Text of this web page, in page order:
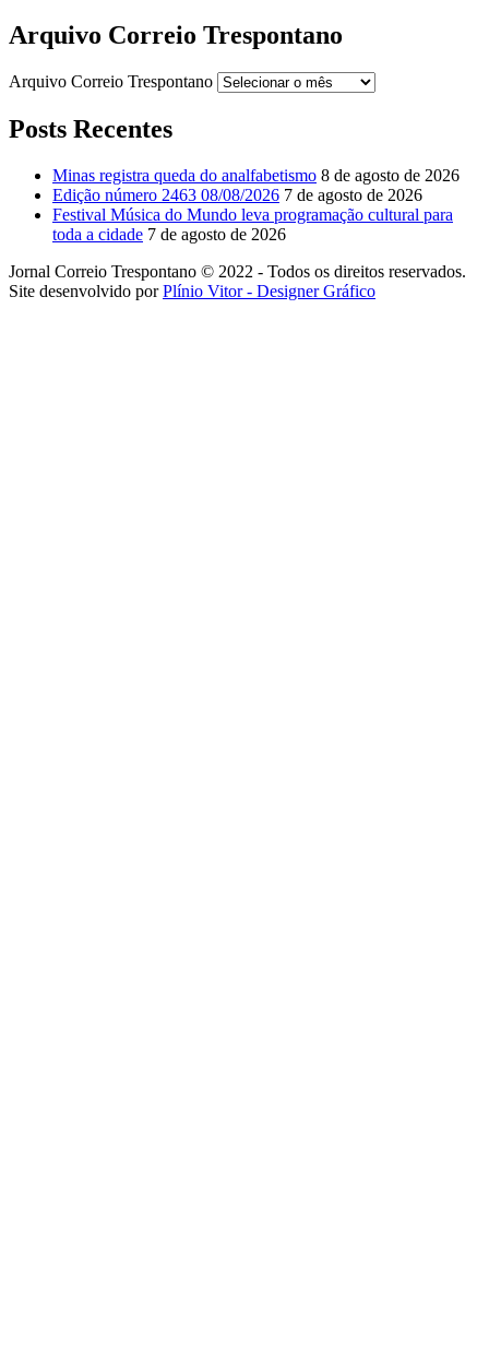
Arquivo Correio Trespontano
Arquivo Correio Trespontano
Posts Recentes
Minas registra queda do analfabetismo 8 de agosto de 2026
Edição número 2463 08/08/2026 7 de agosto de 2026
Festival Música do Mundo leva programação cultural para
toda a cidade 7 de agosto de 2026
Jornal Correio Trespontano © 2022 - Todos os direitos reservados.
Site desenvolvido porPlínio Vitor - Designer Gráfico